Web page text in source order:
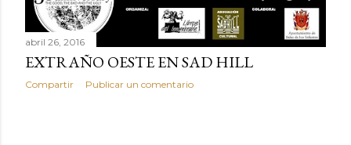
abril 26, 2016
EXTRAÑO OESTE EN SAD HILL
Compartir Publicar un comentario